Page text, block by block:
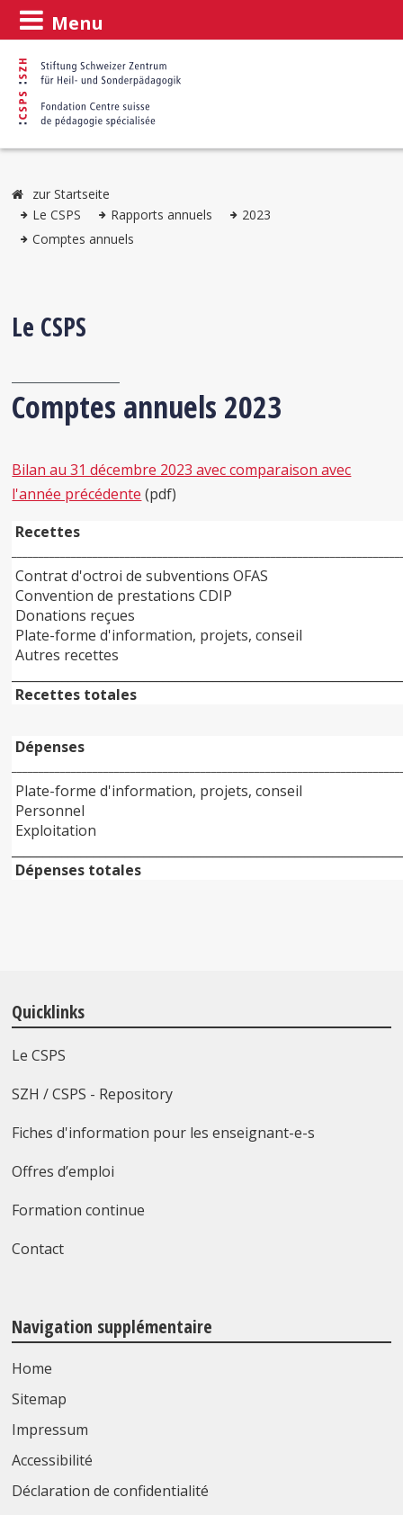
Menu
zur Startseite
Le CSPS
Rapports annuels
2023
Comptes annuels
Le CSPS
Comptes annuels 2023
Bilan au 31 décembre 2023 avec comparaison avec
l'année précédente (pdf)
Recettes
Contrat d'octroi de subventions OFAS
Convention de prestations CDIP
Donations reçues
Plate-forme d'information, projets, conseil
Autres recettes
Recettes totales
Dépenses
Plate-forme d'information, projets, conseil
Personnel
Exploitation
Dépenses totales
Quicklinks
Le CSPS
SZH / CSPS - Repository
Fiches d'information pour les enseignant-e-s
Offres d’emploi
Formation continue
Contact
Navigation supplémentaire
Home
Sitemap
Impressum
Accessibilité
Déclaration de confidentialité